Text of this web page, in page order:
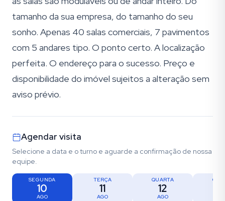
tamanho da sua empresa, do tamanho do seu
sonho. Apenas 40 salas comerciais, 7 pavimentos
com 5 andares tipo. O ponto certo. A localização
perfeita. O endereço para o sucesso. Preço e
disponibilidade do imóvel sujeitos a alteração sem
aviso prévio.
Agendar visita
Selecione a data e o turno e aguarde a confirmação de nossa
equipe.
SEGUNDA
10
AGO
TERÇA
11
AGO
QUARTA
12
AGO